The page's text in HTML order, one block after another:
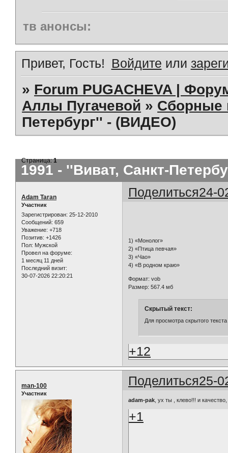
тв анонсы:
Привет, Гость! Войдите или
» Forum PUGACHEVA |
Аллы Пугачевой » Сборные
Петербург'' - (ВИДЕО)
1991 - ''Виват, Санкт-
Страница:1
Поделиться24-
Adam Taran
Участник
Зарегистрирован: 25-12-2010
Сообщений: 659
Уважение: +718
Позитив: +1426
Пол: Мужской
Провел на форуме:
1 месяц 11 дней
Последний визит:
30-07-2026 22:20:21
1) «Монолог»
2) «Птица певчая»
3) «Чао»
4) «В родном краю»
Формат: vob
Размер: 567.4 мб
Скрытый текст:
Для просмотра скрытого
+12
Поделиться25-
man-100
Участник
adam-pak , ух ты , клево!!! и
+1